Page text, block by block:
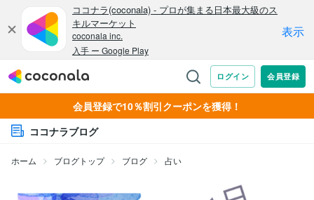
会員登録で10％割引クーポンを獲得！
ココナラブログ
ホーム ブログトップ ブログ 占い